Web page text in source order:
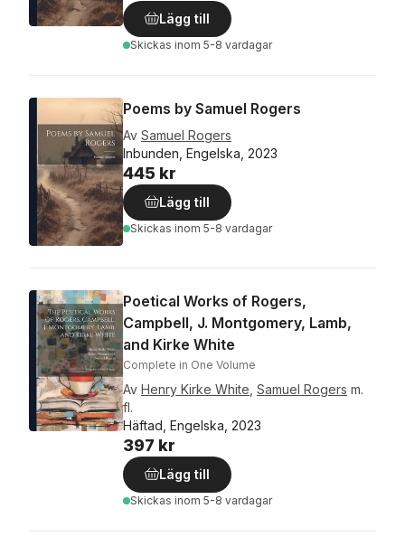
Lägg till
Skickas inom 5-8 vardagar
Poems by Samuel Rogers
Av Samuel Rogers
Inbunden, Engelska, 2023
445 kr
Lägg till
Skickas inom 5-8 vardagar
Poetical Works of Rogers,
Campbell, J. Montgomery, Lamb,
and Kirke White
Complete in One Volume
Av Henry Kirke White, Samuel Rogers m.
fl.
Häftad, Engelska, 2023
397 kr
Lägg till
Skickas inom 5-8 vardagar